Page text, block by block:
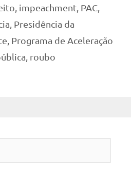
, impeachment, PAC,
, Presidência da
, Programa de Aceleração
, roubo